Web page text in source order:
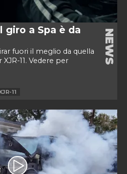
giro a Spa è da
fuori il meglio da quella
11. Vedere per
NEWS
11